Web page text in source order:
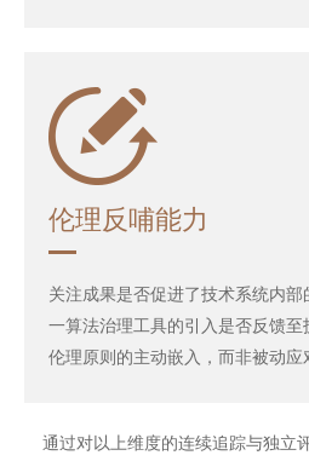
伦理反哺能力
关注成果是否促进了技术系统内
一算法治理工具的引入是否反馈
伦理原则的主动嵌入，而非被动应
通过对以上维度的连续追踪与独立